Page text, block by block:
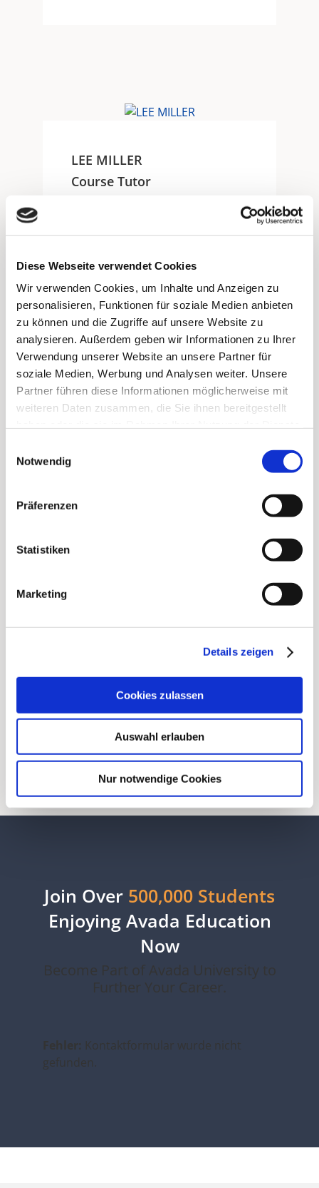
Diese Webseite verwendet Cookies
Wir verwenden Cookies, um Inhalte und Anzeigen zu
personalisieren, Funktionen für soziale Medien anbieten
zu können und die Zugriffe auf unsere Website zu
analysieren. Außerdem geben wir Informationen zu Ihrer
Verwendung unserer Website an unsere Partner für
soziale Medien, Werbung und Analysen weiter. Unsere
Partner führen diese Informationen möglicherweise mit
weiteren Daten zusammen, die Sie ihnen bereitgestellt
Notwendig
Präferenzen
Statistiken
Marketing
Details zeigen
Cookies zulassen
Auswahl erlauben
Nur notwendige Cookies
LEE MILLER
Course Tutor
consectetur adipiscing elit, sed
ut labore et dolore magna
aliqua.
PHOENIX MILLS
aliqua.
Join Over 500,000 Students
Enjoying Avada Education
Now
Become Part of Avada University to
Further Your Career.
Fehler: Kontaktformular wurde nicht
gefunden.